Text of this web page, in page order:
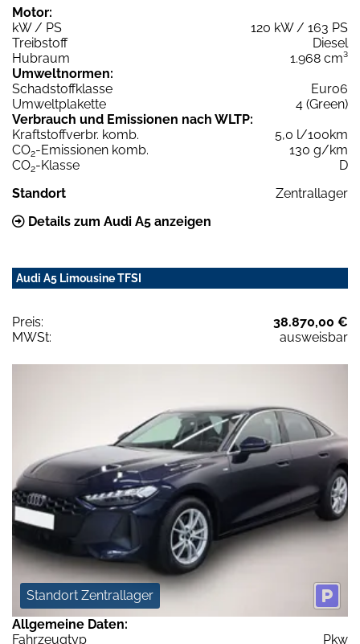
Motor:
kW / PS
120 kW / 163 PS
Treibstoff
Diesel
Hubraum
1.968 cm³
Umweltnormen:
Schadstoffklasse
Euro6
Umweltplakette
4 (Green)
Verbrauch und Emissionen nach WLTP:
Kraftstoffverbr. komb.
5,0 l/100km
CO2-Emissionen komb.
130 g/km
CO2-Klasse
D
Standort
Zentrallager
Details zum Audi A5 anzeigen
Audi A5 Limousine TFSI
Preis:
38.870,00 €
MWSt:
ausweisbar
Standort Zentrallager
Allgemeine Daten:
Fahrzeugtyp
Pkw